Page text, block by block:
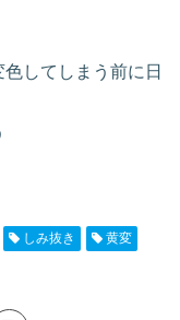
してしまう前に日
しみ抜き 黄変